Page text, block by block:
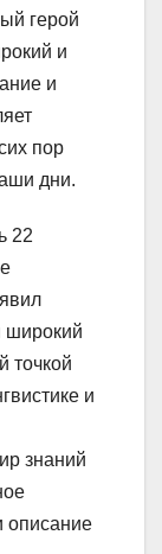
герой
и
и
пор
дни.
22
широкий
точкой
и
знаний
описание